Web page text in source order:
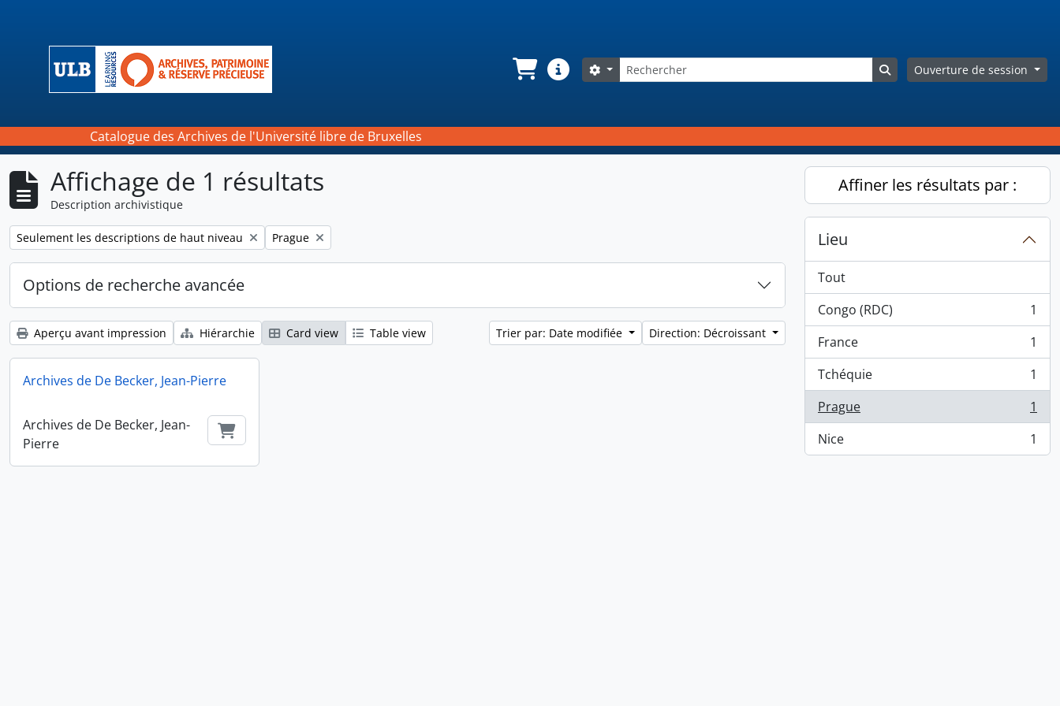
Panier Liens rapidesRechercher
Search options Search in browse page
Ouverture de session
Catalogue des Archives de l'Université libre de Bruxelles
Affichage de 1 résultats
Description archivistique
Remove filter:
Seulement les descriptions de haut niveau Remove filter:
Prague
Options de recherche avancée
Aperçu avant impression Hiérarchie Card view Table view Trier par: Date modifiée Direction: Décroissant
Archives de De Becker, Jean-Pierre
Archives de De Becker, Jean-
Pierre
Ajouter au Panier
Affiner les résultats par :
Lieu
Tout
Congo (RDC)
, 1 résultats
1
France
, 1 résultats
1
Tchéquie
, 1 résultats
1
Prague
, 1 résultats
1
Nice
, 1 résultats 1